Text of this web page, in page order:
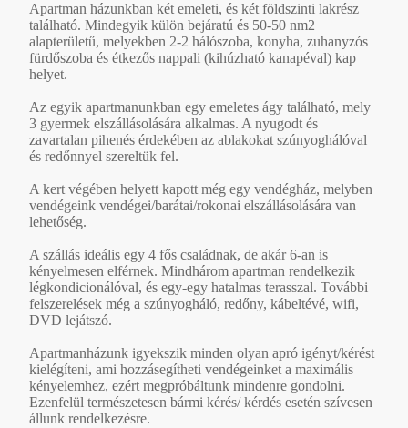
Apartman házunkban két emeleti, és két földszinti lakrész
található. Mindegyik külön bejáratú és 50-50 nm2
alapterületű, melyekben 2-2 hálószoba, konyha, zuhanyzós
fürdőszoba és étkezős nappali (kihúzható kanapéval) kap
helyet.
Az egyik apartmanunkban egy emeletes ágy található, mely
3 gyermek elszállásolására alkalmas. A nyugodt és
zavartalan pihenés érdekében az ablakokat szúnyoghálóval
és redőnnyel szereltük fel.
A kert végében helyett kapott még egy vendégház, melyben
vendégeink vendégei/barátai/rokonai elszállásolására van
lehetőség.
A szállás ideális egy 4 fős családnak, de akár 6-an is
kényelmesen elférnek. Mindhárom apartman rendelkezik
légkondicionálóval, és egy-egy hatalmas terasszal. További
felszerelések még a szúnyogháló, redőny, kábeltévé, wifi,
DVD lejátszó.
Apartmanházunk igyekszik minden olyan apró igényt/kérést
kielégíteni, ami hozzásegítheti vendégeinket a maximális
kényelemhez, ezért megpróbáltunk mindenre gondolni.
Ezenfelül természetesen bármi kérés/ kérdés esetén szívesen
állunk rendelkezésre.